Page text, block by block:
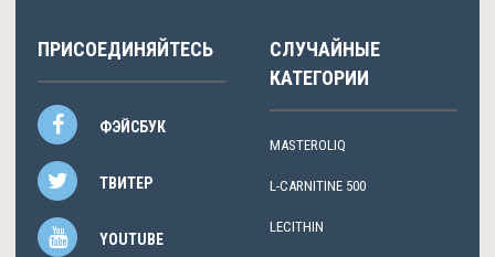
ПРИСОЕДИНЯЙТЕСЬ
ФЭЙСБУК
ТВИТЕР
YOUTUBE
СЛУЧАЙНЫЕ
КАТЕГОРИИ
MASTEROLIQ
L-CARNITINE 500
LECITHIN